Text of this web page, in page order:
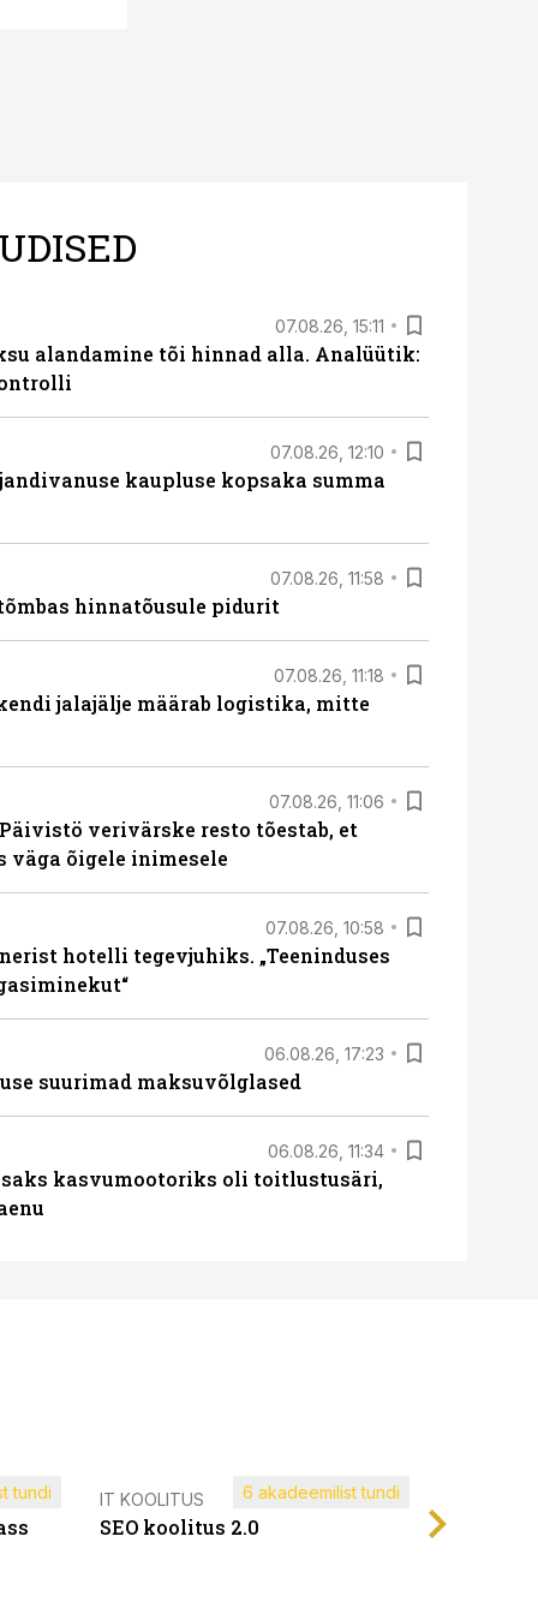
07.08.26, 15:11
alandamine tõi hinnad alla. Analüütik:
07.08.26, 12:10
kaupluse kopsaka summa
07.08.26, 11:58
hinnatõusule pidurit
07.08.26, 11:18
jalajälje määrab logistika, mitte
07.08.26, 11:06
verivärske resto tõestab, et
väga õigele inimesele
07.08.26, 10:58
hotelli tegevjuhiks. „Teeninduses
06.08.26, 17:23
suurimad maksuvõlglased
06.08.26, 11:34
kasvumootoriks oli toitlustusäri,
tundi IT KOOLITUS
SEO koolitus 2.0
6 akadeemilist tundi